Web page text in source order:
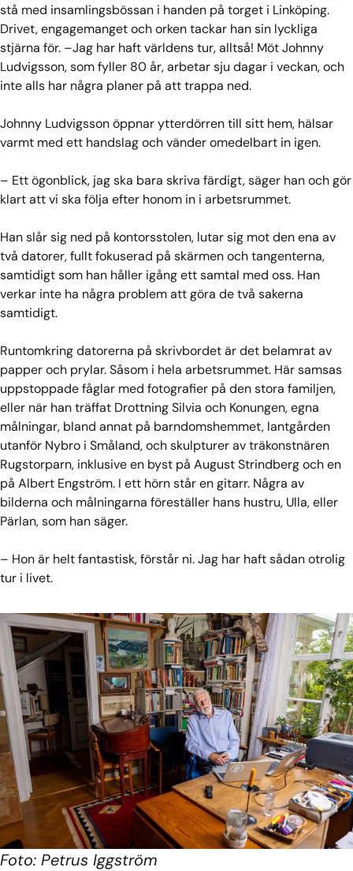
stå med insamlingsbössan i handen på torget i Linköping.
Drivet, engagemanget och orken tackar han sin lyckliga
stjärna för. –Jag har haft världens tur, alltså! Möt Johnny
Ludvigsson, som fyller 80 år, arbetar sju dagar i veckan, och
inte alls har några planer på att trappa ned.
Johnny Ludvigsson öppnar ytterdörren till sitt hem, hälsar
varmt med ett handslag och vänder omedelbart in igen.
– Ett ögonblick, jag ska bara skriva färdigt, säger han och gör
klart att vi ska följa efter honom in i arbetsrummet.
Han slår sig ned på kontorsstolen, lutar sig mot den ena av
två datorer, fullt fokuserad på skärmen och tangenterna,
samtidigt som han håller igång ett samtal med oss. Han
verkar inte ha några problem att göra de två sakerna
samtidigt.
Runtomkring datorerna på skrivbordet är det belamrat av
papper och prylar. Såsom i hela arbetsrummet. Här samsas
uppstoppade fåglar med fotografier på den stora familjen,
eller när han träffat Drottning Silvia och Konungen, egna
målningar, bland annat på barndomshemmet, lantgården
utanför Nybro i Småland, och skulpturer av träkonstnären
Rugstorparn, inklusive en byst på August Strindberg och en
på Albert Engström. I ett hörn står en gitarr. Några av
bilderna och målningarna föreställer hans hustru, Ulla, eller
Pärlan, som han säger.
– Hon är helt fantastisk, förstår ni. Jag har haft sådan otrolig
tur i livet.
Foto: Petrus Iggström